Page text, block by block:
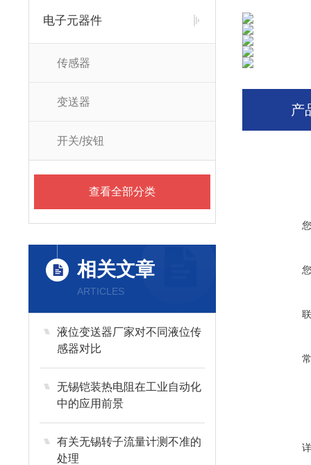
电子元器件
传感器
变送器
开关/按钮
查看全部分类
相关文章
ARTICLES
液位变送器厂家对不同液位传
感器对比
无锡铠装热电阻在工业自动化
中的应用前景
有关无锡转子流量计测不准的
处理
产